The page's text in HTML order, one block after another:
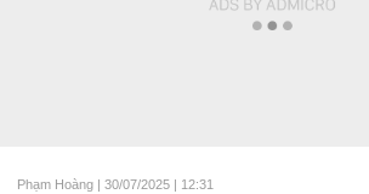
Phạm Hoàng | 30/07/2025 | 12:31